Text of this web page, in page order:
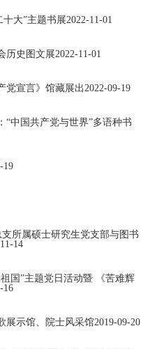
大”主题书展2022-11-01
历史图文展2022-11-01
党宣言》馆藏展出 2022-09-19
“中国共产党与世界”多语种书
19
所属硕士研究生党支部与图书
14
国”主题党日活动暨 《苦难辉
16
展示馆、院士风采馆2019-09-20